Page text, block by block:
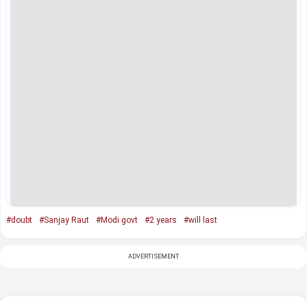
#doubt #Sanjay Raut #Modi govt #2 years #will last
ADVERTISEMENT